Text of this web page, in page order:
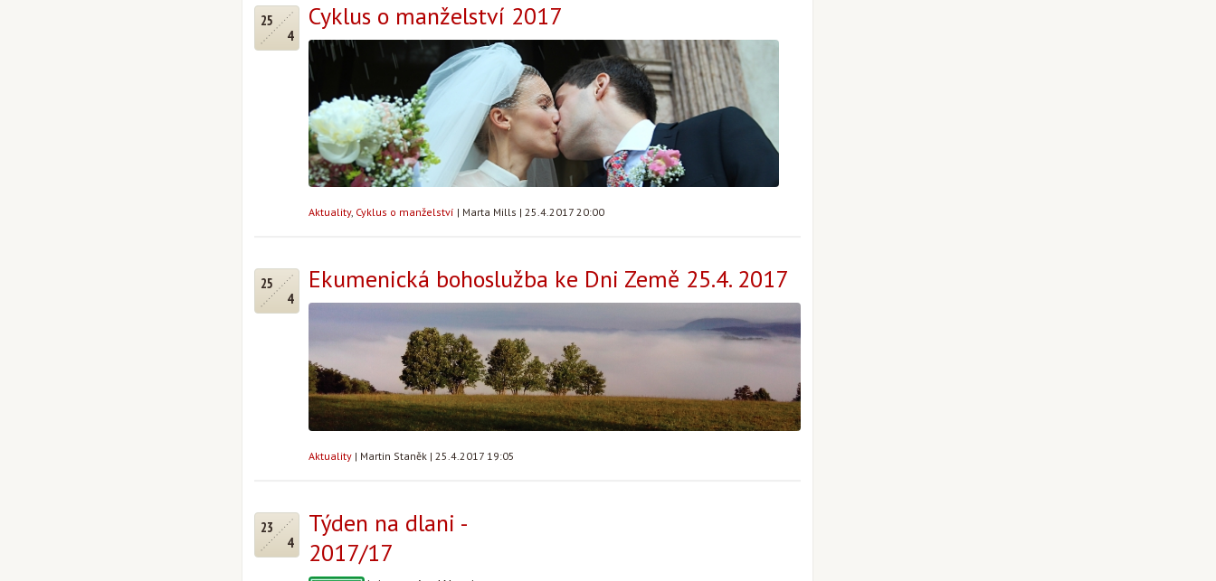
25
4
Cyklus o manželství 2017
Aktuality, Cyklus o manželství | Marta Mills | 25.4.2017 20:00
25
4
Ekumenická bohoslužba ke Dni Země 25.4. 2017
Aktuality | Martin Staněk | 25.4.2017 19:05
23
4
Týden na dlani -
2017/17